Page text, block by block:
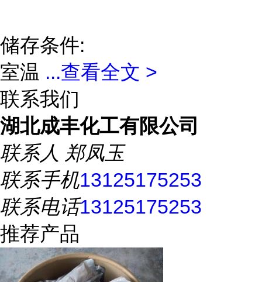
储存条件:
室温 ...查看全文 >
联系我们
湖北成丰化工有限公司
联系人 郑凤玉
联系手机13125175253
联系电话13125175253
推荐产品